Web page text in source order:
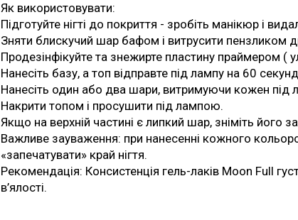
Як використовувати:
Підготуйте нігті до покриття - зробіть манікюр і
Зняти блискучий шар бафом і витрусити пензликом
Продезінфікуйте та знежирте пластину праймером (
Нанесіть базу, а топ відправте під лампу на 60
Нанесіть один або два шари, витримуючи кожен
Накрити топом і просушити під лампою.
Якщо на верхній частині є липкий шар, зніміть його
Важливе зауваження: при нанесенні кожного
«запечатувати» край нігтя.
Рекомендація: Консистенція гель-лаків Moon Full
в’ялості.